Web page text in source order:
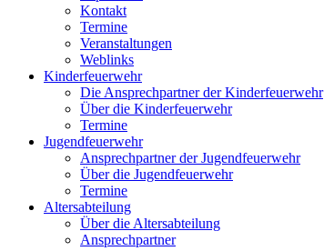
Kontakt
Termine
Veranstaltungen
Weblinks
Kinderfeuerwehr
Die Ansprechpartner der Kinderfeuerwehr
Über die Kinderfeuerwehr
Termine
Jugendfeuerwehr
Ansprechpartner der Jugendfeuerwehr
Über die Jugendfeuerwehr
Termine
Altersabteilung
Über die Altersabteilung
Ansprechpartner